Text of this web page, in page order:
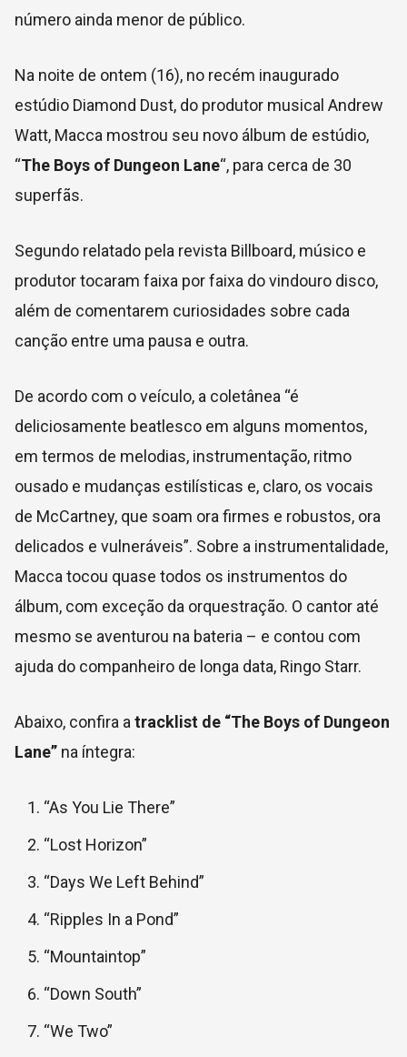
número ainda menor de público.
Na noite de ontem (16), no recém inaugurado
estúdio Diamond Dust, do produtor musical Andrew
Watt, Macca mostrou seu novo álbum de estúdio,
“The Boys of Dungeon Lane“, para cerca de 30
superfãs.
Segundo relatado pela revista Billboard, músico e
produtor tocaram faixa por faixa do vindouro disco,
além de comentarem curiosidades sobre cada
canção entre uma pausa e outra.
De acordo com o veículo, a coletânea “é
deliciosamente beatlesco em alguns momentos,
em termos de melodias, instrumentação, ritmo
ousado e mudanças estilísticas e, claro, os vocais
de McCartney, que soam ora firmes e robustos, ora
delicados e vulneráveis”. Sobre a instrumentalidade,
Macca tocou quase todos os instrumentos do
álbum, com exceção da orquestração. O cantor até
mesmo se aventurou na bateria – e contou com
ajuda do companheiro de longa data, Ringo Starr.
Abaixo, confira a tracklist de “The Boys of Dungeon
Lane” na íntegra:
“As You Lie There”
“Lost Horizon”
“Days We Left Behind”
“Ripples In a Pond”
“Mountaintop”
“Down South”
“We Two”